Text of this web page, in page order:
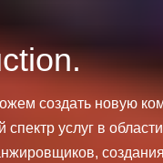
создать новую
услуг в